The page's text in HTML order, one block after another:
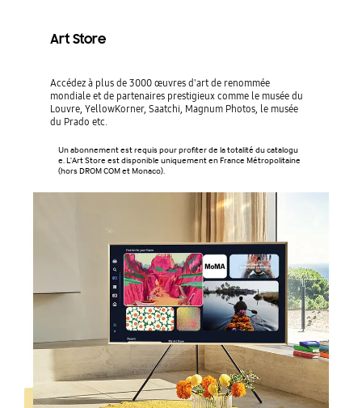
Art Store
Accédez à plus de 3000 œuvres d'art de renommée
mondiale et de partenaires prestigieux comme le musée du
Louvre, YellowKorner, Saatchi, Magnum Photos, le musée
du Prado etc.
Un abonnement est requis pour profiter de la totalité du catalogu
e. L'Art Store est disponible uniquement en France Métropolitaine
(hors DROM COM et Monaco).